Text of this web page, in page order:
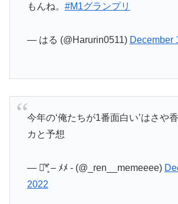
もんね。 #M1グランプリ
— はる (@Harurin0511) December
今年の‘俺たちが1番面白い’はさや
カと予想
— ⋆͛*̥͛ – ﾒﾒ ‐ (@_ren__memeeee)
2022